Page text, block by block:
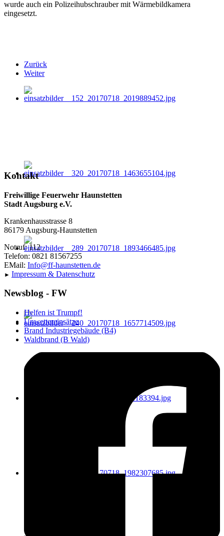
wurde auch ein Polizeihubschrauber mit Wärmebildkamera
eingesetzt.
Zurück
Weiter
Kontakt
Freiwillige Feuerwehr Haunstetten
Stadt Augsburg e.V.
Krankenhausstrasse 8
86179 Augsburg-Haunstetten
Notruf: 112
Telefon: 0821 81567255
EMail: Info@ff-haunstetten.de
► Impressum & Datenschutz
Newsblog - FW
Helfen ist Trumpf!
Unwettereinsätze
Brand Industriegebäude (B4)
Waldbrand (B Wald)